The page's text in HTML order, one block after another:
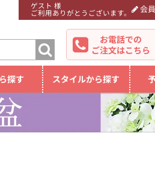
ゲスト 様
ご利用ありがとうございます。 会
お電話での
ご注文はこちら
探す スタイルから探す